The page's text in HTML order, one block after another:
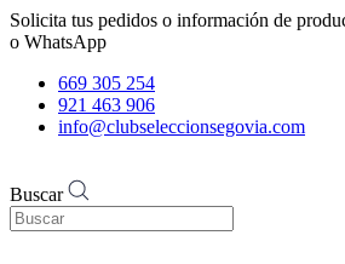
Solicita tus pedidos o información de
o WhatsApp
669 305 254
921 463 906
info@clubseleccionsegovia.com
Buscar